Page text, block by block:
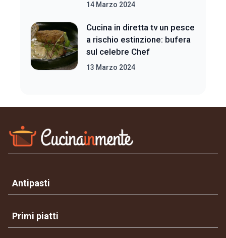
14 Marzo 2024
Cucina in diretta tv un pesce
a rischio estinzione: bufera
sul celebre Chef
13 Marzo 2024
Antipasti
Primi piatti